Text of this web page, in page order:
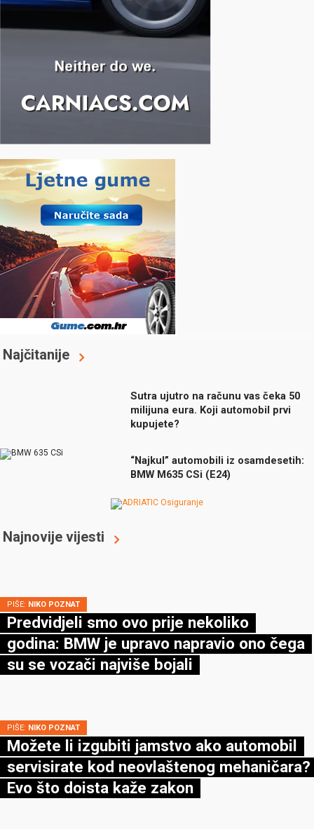
Najčitanije
Sutra ujutro na računu vas čeka 50
milijuna eura. Koji automobil prvi
kupujete?
“Najkul” automobili iz osamdesetih:
BMW M635 CSi (E24)
Najnovije vijesti
PIŠE: NIKO POZNAT
Predvidjeli smo ovo prije nekoliko
godina: BMW je upravo napravio ono čega
su se vozači najviše bojali
PIŠE: NIKO POZNAT
Možete li izgubiti jamstvo ako automobil
servisirate kod neovlaštenog mehaničara?
Evo što doista kaže zakon